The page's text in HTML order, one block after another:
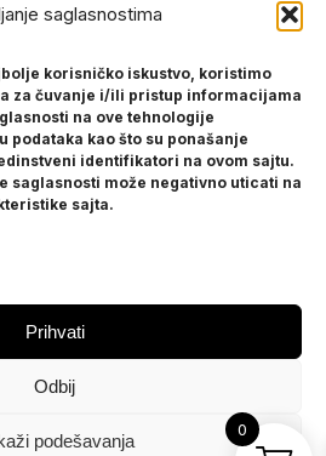
saglasnostima
korisničko iskustvo, koristimo
za čuvanje i/ili pristup informacijama
na ove tehnologije
podataka kao što su ponašanje
identifikatori na ovom sajtu.
saglasnosti može negativno uticati na
sajta.
Prihvati
Odbij
podešavanja
0